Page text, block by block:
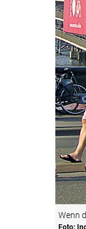
Wenn